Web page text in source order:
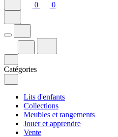
0 0
Catégories
Lits d'enfants
Collections
Meubles et rangements
Jouer et apprendre
Vente